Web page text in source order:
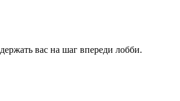
вас на шаг впереди лобби.